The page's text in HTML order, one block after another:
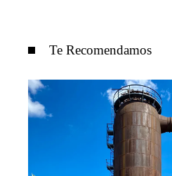
Te Recomendamos